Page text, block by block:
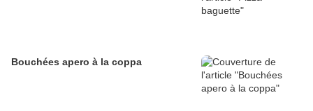
Bouchées apero à la coppa